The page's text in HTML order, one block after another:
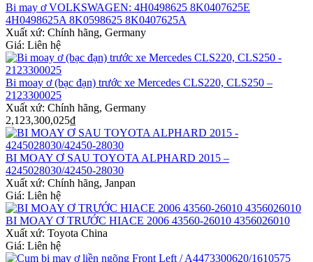
Bi may ơ VOLKSWAGEN: 4H0498625 8K0407625E
4H0498625A 8K0598625 8K0407625A
Xuất xứ: Chính hãng, Germany
Giá: Liên hệ
Bi moay ơ (bạc đạn) trước xe Mercedes CLS220, CLS250 –
2123300025
Xuất xứ: Chính hãng, Germany
2,123,300,025₫
BI MOAY Ơ SAU TOYOTA ALPHARD 2015 –
4245028030/42450-28030
Xuất xứ: Chính hãng, Janpan
Giá: Liên hệ
BI MOAY Ơ TRƯỚC HIACE 2006 43560-26010 4356026010
Xuất xứ: Toyota China
Giá: Liên hệ